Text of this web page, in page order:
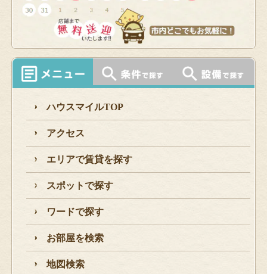
ハウスマイルTOP
アクセス
エリアで賃貸を探す
スポットで探す
ワードで探す
お部屋を検索
地図検索